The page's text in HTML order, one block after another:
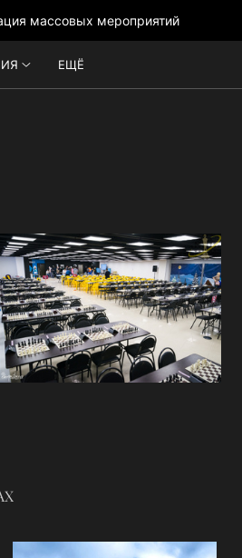
ЕЩЁ
массовых мероприятий